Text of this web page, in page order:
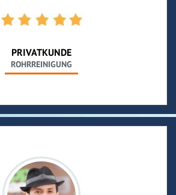
PRIVATKUNDE
ROHRREINIGUNG